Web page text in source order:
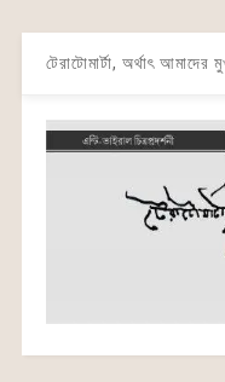
টেরাটোমার্টা, অর্থাৎ আমাদের